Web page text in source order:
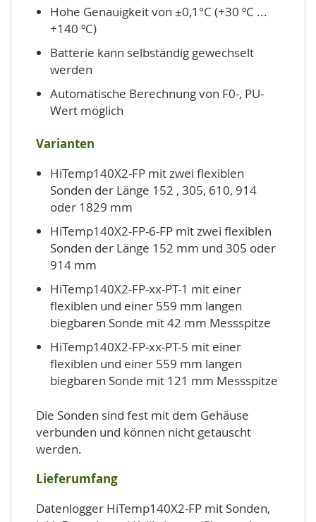
Hohe Genauigkeit von ±0,1°C (+30 ºC ...
+140 ºC)
Batterie kann selbständig gewechselt
werden
Automatische Berechnung von F0-, PU-
Wert möglich
Varianten
HiTemp140X2-FP mit zwei flexiblen
Sonden der Länge 152 , 305, 610, 914
oder 1829 mm
HiTemp140X2-FP-6-FP mit zwei flexiblen
Sonden der Länge 152 mm und 305 oder
914 mm
HiTemp140X2-FP-xx-PT-1 mit einer
flexiblen und einer 559 mm langen
biegbaren Sonde mit 42 mm Messspitze
HiTemp140X2-FP-xx-PT-5 mit einer
flexiblen und einer 559 mm langen
biegbaren Sonde mit 121 mm Messspitze
Die Sonden sind fest mit dem Gehäuse
verbunden und können nicht getauscht
werden.
Lieferumfang
Datenlogger HiTemp140X2-FP mit Sonden,